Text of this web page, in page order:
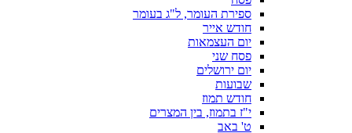
ספירת העומר, ל"ג בעומר
חודש אייר
יום העצמאות
פסח שני
יום ירושלים
שבועות
חודש תמוז
י"ז בתמוז, בין המצרים
ט' באב